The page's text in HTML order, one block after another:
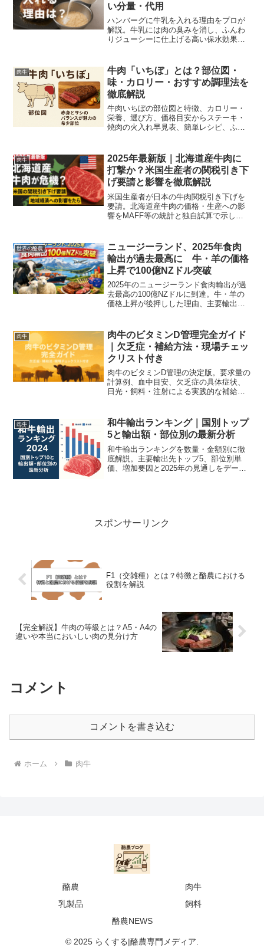
い分量・代用
ハンバーグに牛乳を入れる理由をプロが
解説。牛乳には肉の臭みを消し、ふんわ
りジューシーに仕上げる高い保水効果が
腐・水）、失敗しない絶品レシピまで徹
底網羅します。
肉牛
牛肉「いちぼ」とは？部位図・
味・カロリー・おすすめ調理法を
徹底解説
牛肉いちぼの部位図と特徴、カロリー・
栄養、選び方、価格目安からステーキ・
焼肉の火入れ早見表、簡単レシピ、ふる
肉牛
2025年最新版｜北海道産牛肉に
打撃か？米国生産者の関税引き下
げ要請と影響を徹底解説
米国生産者が日本の牛肉関税引き下げを
要請。北海道産牛肉の価格・生産への影
響をMAFF等の統計と独自試算で示し、
世界の酪農
ニュージーランド、2025年食肉
輸出が過去最高に 牛・羊の価格
上昇で100億NZドル突破
2025年のニュージーランド食肉輸出が過
去最高の100億NZドルに到達。牛・羊の
価格上昇が後押しした理由、主要輸出
肉牛
肉牛のビタミンD管理完全ガイド
｜欠乏症・補給方法・現場チェッ
クリスト付き
肉牛のビタミンD管理の決定版。要求量の
計算例、血中目安、欠乏症の具体症状、
日光・飼料・注射による実践的な補給法
肉牛
和牛輸出ランキング｜国別トップ
5と輸出額・部位別の最新分析
和牛輸出ランキングを数量・金額別に徹
底解説。主要輸出先トップ5、部位別単
価、増加要因と2025年の見通しをデータ
スポンサーリンク
F1（交雑種）とは？特徴と酪農における
役割を解説
【完全解説】牛肉の等級とは？A5・A4の
違いや本当においしい肉の見分け方
コメント
コメントを書き込む
ホーム 肉牛
酪農
肉牛
乳製品
飼料
酪農NEWS
© 2025 らくする|酪農専門メディア.